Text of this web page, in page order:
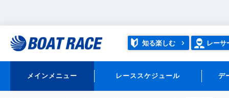
知る楽しむ レーサ
メインメニュー レーススケジュール デ